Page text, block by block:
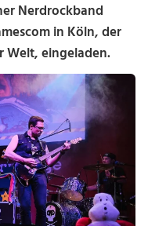
Nerdrockband
in Köln, der
Welt, eingeladen.